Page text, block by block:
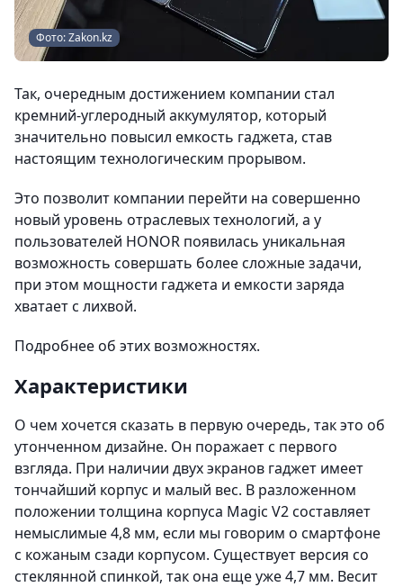
Фото: Zakon.kz
Так, очередным достижением компании стал
кремний-углеродный аккумулятор, который
значительно повысил емкость гаджета, став
настоящим технологическим прорывом.
Это позволит компании перейти на совершенно
новый уровень отраслевых технологий, а у
пользователей HONOR появилась уникальная
возможность совершать более сложные задачи,
при этом мощности гаджета и емкости заряда
хватает с лихвой.
Подробнее об этих возможностях.
Характеристики
О чем хочется сказать в первую очередь, так это об
утонченном дизайне. Он поражает с первого
взгляда. При наличии двух экранов гаджет имеет
тончайший корпус и малый вес. В разложенном
положении толщина корпуса Magic V2 составляет
немыслимые 4,8 мм, если мы говорим о смартфоне
с кожаным сзади корпусом. Существует версия со
стеклянной спинкой, так она еще уже 4,7 мм. Весит